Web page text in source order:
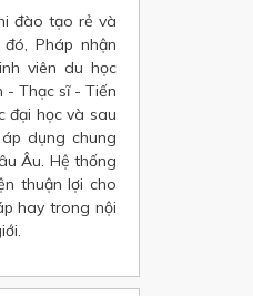
đào tạo rẻ và
Pháp nhận
viên du học
- Thạc sĩ - Tiến
đại học và sau
dụng chung
Âu. Hệ thống
thuận lợi cho
hay trong nội